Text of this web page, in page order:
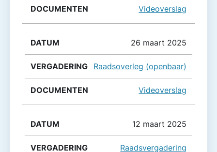
Videoverslag
26 maart 2025
Raadsoverleg (openbaar)
Videoverslag
12 maart 2025
Raadsvergadering